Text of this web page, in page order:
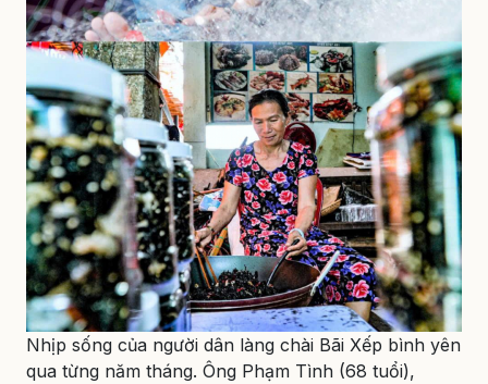
Nhịp sống của người dân làng chài Bãi Xếp bình yên
qua từng năm tháng. Ông Phạm Tình (68 tuổi),